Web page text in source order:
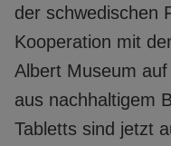
der schwedischen
Kooperation mit
Albert Museum
aus nachhaltigem
Tabletts sind jetzt